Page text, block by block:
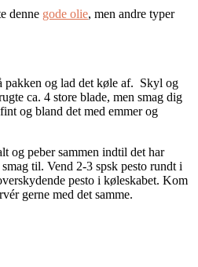
denne gode olie, men andre typer
pakken og lad det køle af. Skyl og
ca. 4 store blade, men smag dig
og bland det med emmer og
og peber sammen indtil det har
til. Vend 2-3 spsk pesto rundt i
pesto i køleskabet. Kom
gerne med det samme.